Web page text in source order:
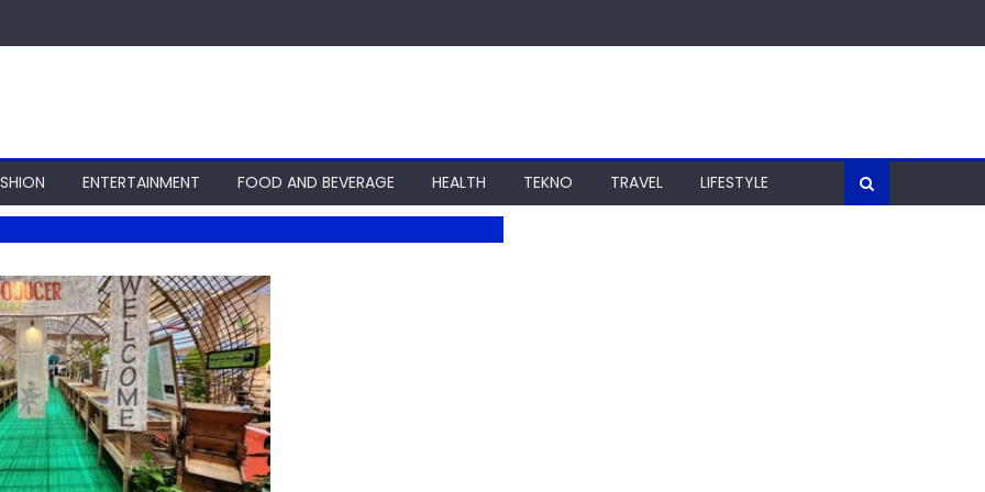
ENTERTAINMENT FOOD AND BEVERAGE HEALTH TEKNO TRAVEL LIFESTYLE